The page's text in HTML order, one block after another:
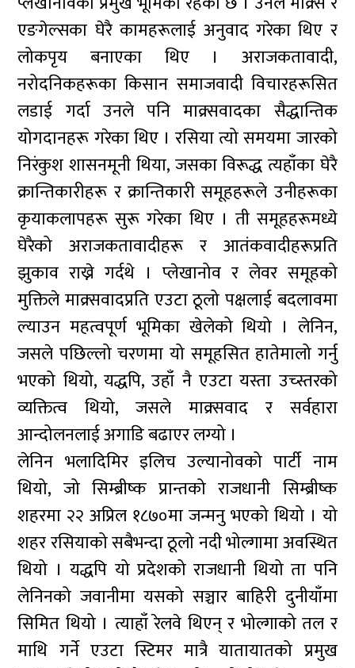
एङगेल्सका घेरै कामहरूलाई अनुवाद गरेका थिए र
लोकपृय बनाएका थिए । अराजकतावादी,
नरोदनिकहरूका किसान समाजवादी विचारहरूसित
लडाई गर्दा उनले पनि माक्र्सवादका सैद्धान्तिक
योगदानहरू गरेका थिए । रसिया त्यो समयमा जारको
निरंकुश शासनमूनी थिया, जसका विरूद्ध त्यहाँका घेरै
क्रान्तिकारीहरू र क्रान्तिकारी समूहहरूले उनीहरूका
कृयाकलापहरू सुरू गरेका थिए । ती समूहहरूमध्ये
घेरैको अराजकतावादीहरू र आतंकवादीहरूप्रति
झुकाव राख्ने गर्दथे । प्लेखानोव र लेवर समूहको
मुक्तिले माक्र्सवादप्रति एउटा ठूलो पक्षलाई बदलावमा
ल्याउन महत्वपूर्ण भूमिका खेलेको थियो । लेनिन,
जसले पछिल्लो चरणमा यो समूहसित हातेमालो गर्नु
भएको थियो, यद्धपि, उहाँ नै एउटा यस्ता उच्स्तरको
व्यक्तित्व थियो, जसले माक्र्सवाद र सर्वहारा
आन्दोलनलाई अगाडि बढाएर लग्यो ।
लेनिन भलादिमिर इलिच उल्यानोवको पार्टी नाम
थियो, जो सिम्ब्रीष्क प्रान्तको राजधानी सिम्ब्रीष्क
शहरमा २२ अप्रिल १८७०मा जन्मनु भएको थियो । यो
शहर रसियाको सबैभन्दा ठूलो नदी भोल्गामा अवस्थित
थियो । यद्धपि यो प्रदेशको राजधानी थियो ता पनि
लेनिनको जवानीमा यसको सञ्चार बाहिरी दुनीयाँमा
सिमित थियो । त्याहाँ रेलवे थिएन् र भोल्गाको तल र
माथि गर्ने एउटा स्टिमर मात्रै यातायातको प्रमुख